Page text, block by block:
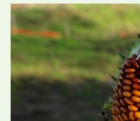
Determineren